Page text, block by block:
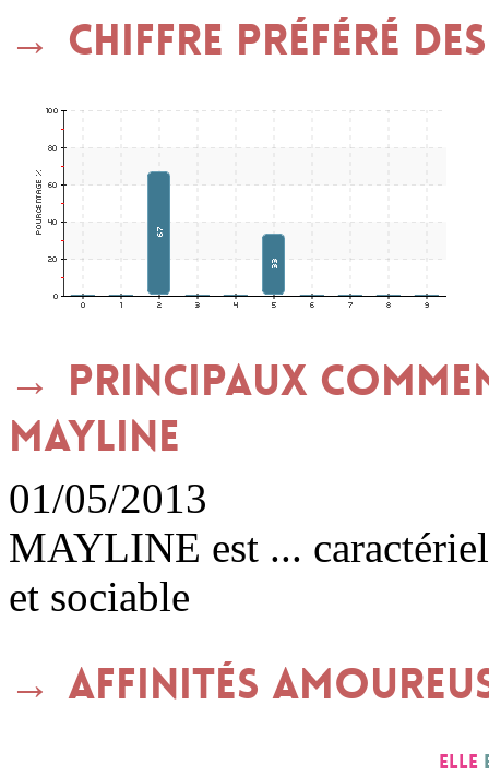
Chiffre préféré des
Principaux
MAYLINE
01/05/2013
MAYLINE est ...
et sociable
Affinités
Elle